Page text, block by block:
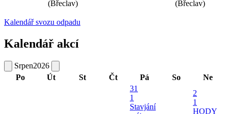
(Břeclav)
(Břeclav)
Kalendář svozu odpadu
Kalendář akcí
Srpen2026
Po
Út St Čt Pá So Ne
31
1
Stavjání
2
1
HODY